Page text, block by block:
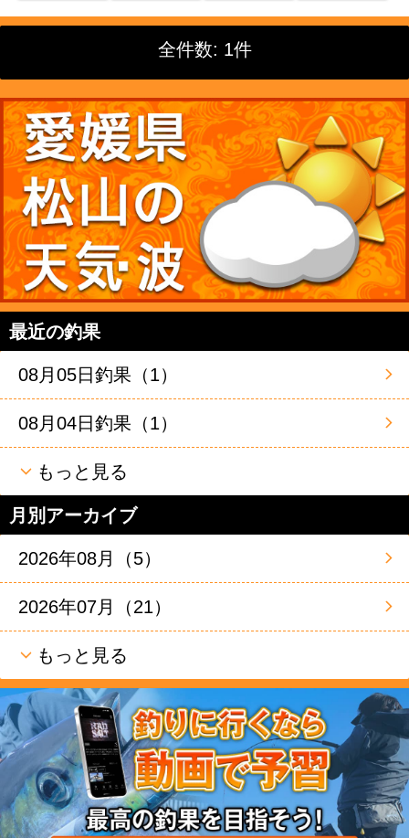
全件数: 1件
最近の釣果
08月05日釣果（1）
08月04日釣果（1）
もっと見る
月別アーカイブ
2026年08月（5）
2026年07月（21）
もっと見る